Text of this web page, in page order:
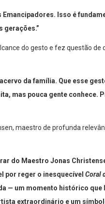
Isso é
gerações.”
do gesto e fez questão de
da família. Que esse
mas pouca gente conhece.
maestro de profunda
do Maestro Jonas
por reger o inesquecível Coral
— um momento histórico que
extraordinário e um